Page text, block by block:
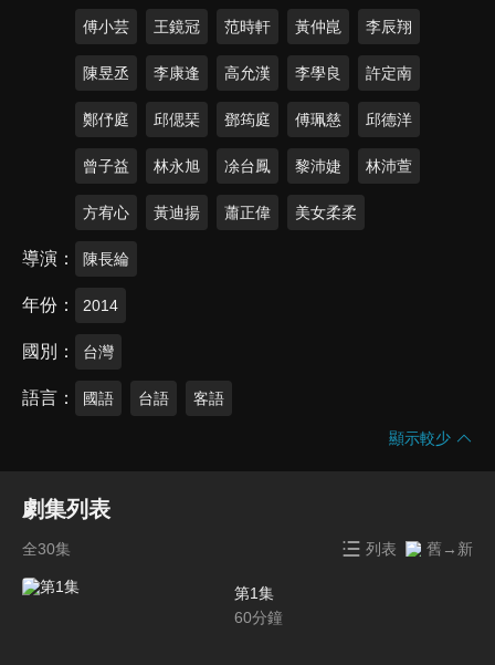
傅小芸 王鏡冠 范時軒 黃仲崑 李辰翔
陳昱丞 李康逢 高允漢 李學良 許定南
鄭伃庭 邱偲琹 鄧筠庭 傅珮慈 邱德洋
曾子益 林永旭 凃台鳳 黎沛婕 林沛萱
方宥心 黃迪揚 蕭正偉 美女柔柔
導演 陳長綸
年份 2014
國別 台灣
語言 國語 台語 客語
顯示較少
劇集列表
全30集 列表 舊→新
第1集
60分鐘